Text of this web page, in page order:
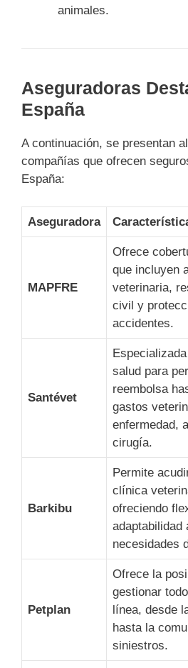
animales.
Aseguradoras
España
A continuación, se presentan
compañías que ofrecen
España:
Aseguradora
MAPFRE
Ofrece
que incluyen
veterinaria,
civil y
accidentes.
Santévet
salud para
reembolsa
gastos
enfermedad,
cirugía.
Barkibu
Permite
clínica
ofreciendo
adaptabilidad
necesidades
Petplan
Ofrece la
gestionar
línea, desde
hasta la
siniestros.